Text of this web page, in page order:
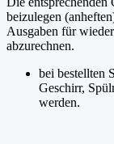
beizulegen
Ausgaben für
abzurechnen.
bei bestellten
Geschirr,
werden.